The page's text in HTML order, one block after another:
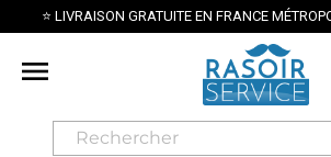
GRATUITE EN FRANCE MÉTROPOLITAINE DÈS
